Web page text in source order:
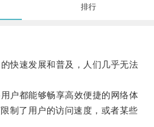
排行
速发展和普及，人们几乎无法
都能够畅享高效便捷的网络体
制了用户的访问速度，或者某些